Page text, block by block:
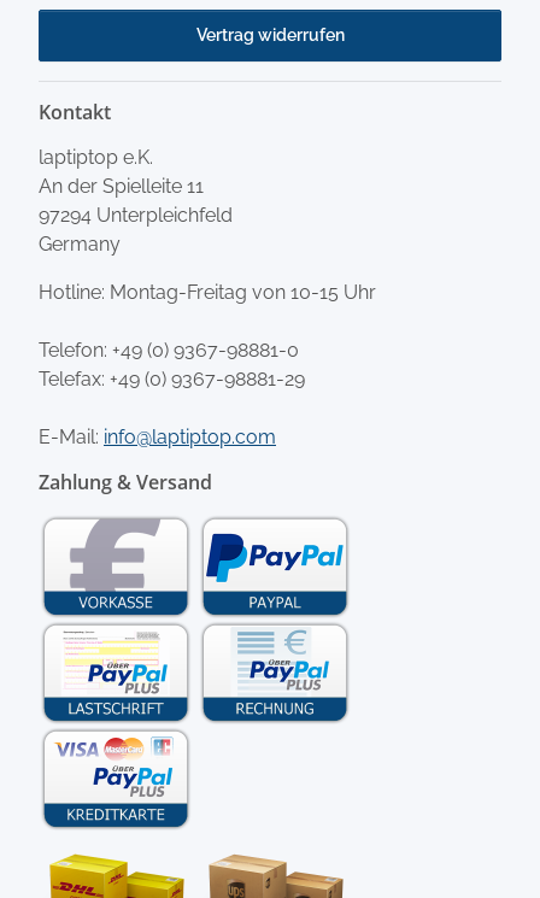
Vertrag widerrufen
Kontakt
laptiptop e.K.
An der Spielleite 11
97294 Unterpleichfeld
Germany
Hotline: Montag-Freitag von 10-15 Uhr
Telefon: +49 (0) 9367-98881-0
Telefax: +49 (0) 9367-98881-29
E-Mail: info@laptiptop.com
Zahlung & Versand